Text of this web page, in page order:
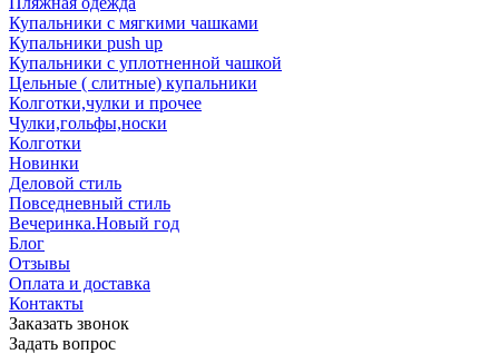
Купальники с мягкими чашками
Купальники push up
Купальники с уплотненной чашкой
Цельные ( слитные) купальники
Колготки,чулки и прочее
Чулки,гольфы,носки
Колготки
Новинки
Деловой стиль
Повседневный стиль
Вечеринка.Новый год
Блог
Отзывы
Оплата и доставка
Контакты
Заказать звонок
Задать вопрос